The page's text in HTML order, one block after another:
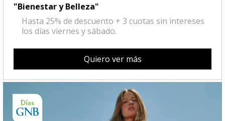
"Bienestar y Belleza"
Hasta 25% de descuento + 3 cuotas sin intereses
los días viernes y sábado.
Quiero ver más